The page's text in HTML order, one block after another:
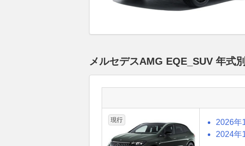
メルセデスAMG EQE_SUV 年式
現行 2026年
2024年